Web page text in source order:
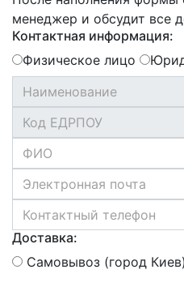
менеджер и обсудит все
Контактная информация:
Физическое лицо
Доставка:
Самовывоз (город Киев)